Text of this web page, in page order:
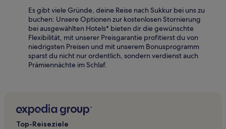
Es gibt viele Gründe, deine Reise nach Sukkur bei uns zu
buchen: Unsere Optionen zur kostenlosen Stornierung
bei ausgewählten Hotels* bieten dir die gewünschte
Flexibilität, mit unserer Preisgarantie profitierst du von
niedrigsten Preisen und mit unserem Bonusprogramm
sparst du nicht nur ordentlich, sondern verdienst auch
Prämiennächte im Schlaf.
Top-Reiseziele